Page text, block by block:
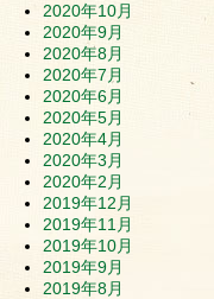
2020年10月
2020年9月
2020年8月
2020年7月
2020年6月
2020年5月
2020年4月
2020年3月
2020年2月
2019年12月
2019年11月
2019年10月
2019年9月
2019年8月